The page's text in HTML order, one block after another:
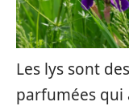
Les lys sont
parfumées